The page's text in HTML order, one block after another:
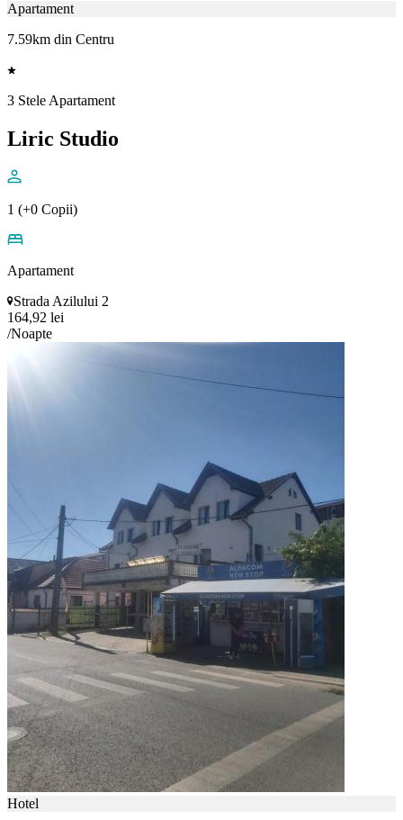
Apartament
7.59km din Centru
3 Stele Apartament
Liric Studio
1 (+0 Copii)
Apartament
Strada Azilului 2
164,92 lei
/Noapte
Hotel